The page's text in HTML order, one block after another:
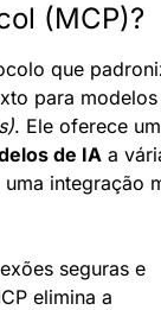
(MCP)?
que
para
. Ele oferece
de IA a
integração
seguras e
elimina a